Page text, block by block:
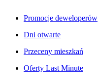
Promocje deweloperów
Dni otwarte
Przeceny mieszkań
Oferty Last Minute